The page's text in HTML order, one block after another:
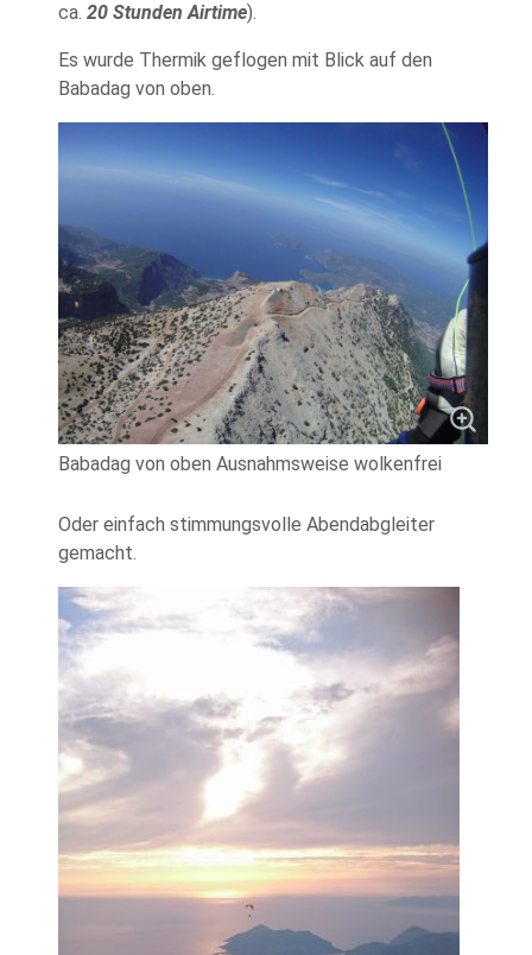
ca. 20 Stunden Airtime).
Es wurde Thermik geflogen mit Blick auf den
Babadag von oben.
Babadag von oben Ausnahmsweise wolkenfrei
Oder einfach stimmungsvolle Abendabgleiter
gemacht.